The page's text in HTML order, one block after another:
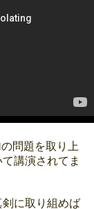
問題を取り上
講演されてま
剣に取り組めば